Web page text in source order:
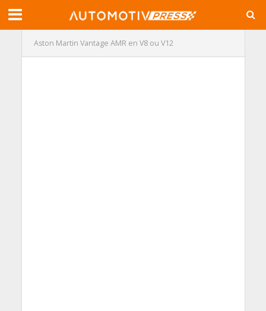
Aston Martin Vantage AMR en V8 ou V12